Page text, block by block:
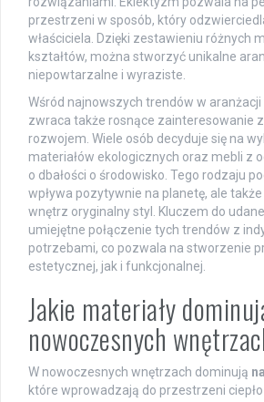
przestrzeni w sposób, który
właściciela. Dzięki zestawieniu różnych
kształtów, można stworzyć unikalne
niepowtarzalne i wyraziste.
Wśród najnowszych trendów w
zwraca także rosnące zainteresowanie
rozwojem. Wiele osób decyduje się na
materiałów ekologicznych oraz mebli z
o dbałości o środowisko. Tego rodzaju
wpływa pozytywnie na planetę, ale
wnętrz oryginalny styl. Kluczem do
umiejętne połączenie tych trendów z
potrzebami, co pozwala na stworzenie
estetycznej, jak i funkcjonalnej.
Jakie materiały
nowoczesnych
W nowoczesnych wnętrzach dominują
które wprowadzają do przestrzeni